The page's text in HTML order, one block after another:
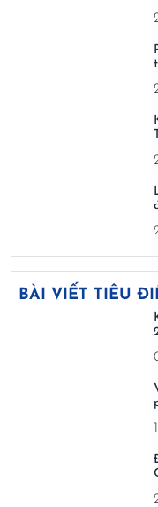
BÀI VIẾT TIÊU